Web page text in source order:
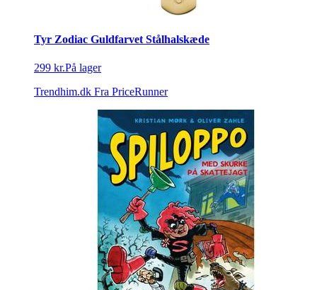
Tyr Zodiac Guldfarvet Stålhalskæde
299 kr.På lager
Trendhim.dk Fra PriceRunner